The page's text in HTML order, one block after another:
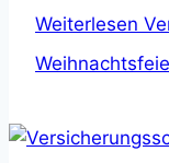
Weiterlesen